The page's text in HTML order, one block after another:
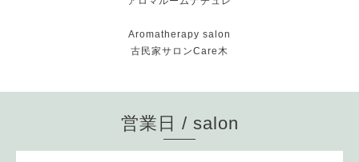
Aromatherapy salon
古民家サロンCare木
営業日 / salon